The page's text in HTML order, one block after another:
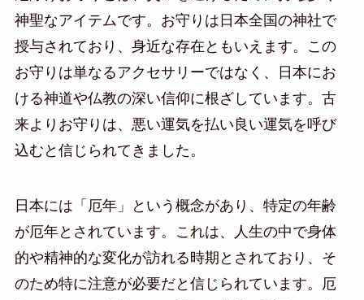
神聖なアイテムです。お守りは日本全国の神社で
授与されており、身近な存在ともいえます。この
お守りは単なるアクセサリーではなく、日本にお
ける神道や仏教の深い信仰に根ざしています。古
来よりお守りは、悪い運気を払い良い運気を呼び
込むと信じられてきました。
日本には「厄年」という概念があり、特定の年齢
が厄年とされています。これは、人生の中で身体
的や精神的な変化が訪れる時期とされており、そ
のため特に注意が必要だと信じられています。厄